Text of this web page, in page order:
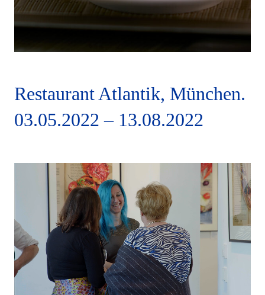
Kleinwalsertal, Sascha Kemmerer:
Chartreuse vom französischen
Taschenkrebs
Restaurant Atlantik, München.
03.05.2022 – 13.08.2022